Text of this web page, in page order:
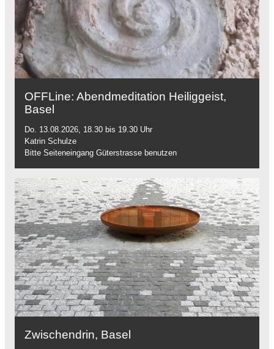
OFFLine: Abendmeditation Heiliggeist,
Basel
Do. 13.08.2026, 18.30 bis 19.30 Uhr
Katrin Schulze
Bitte Seiteneingang Güterstrasse benutzen
Zwischendrin, Basel